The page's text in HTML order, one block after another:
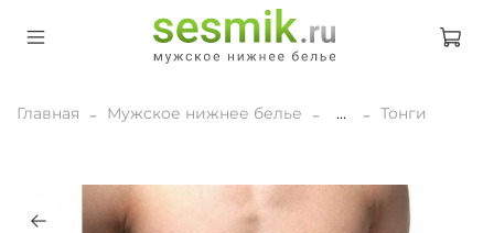
Главная Мужское нижнее белье ... Тонги